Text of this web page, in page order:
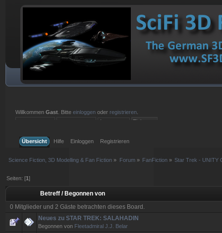
WillkommenGast . Bitteeinloggen oder registrieren
Übersicht
Hilfe Einloggen Registrieren
Science Fiction, 3D Modelling & Fan Fiction » Forum» FanFiction » Star Trek - UNITY
Seiten: [1]
Betreff / Begonnen von
0 Mitglieder und 2 Gäste betrachten dieses Board.
Neues zu STAR TREK: SALAHADIN
Begonnen von Fleetadmiral J.J. Belar